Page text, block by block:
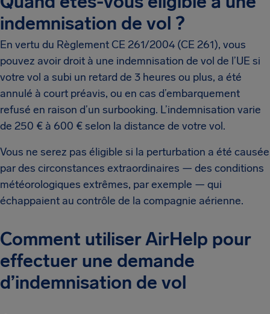
indemnisation de vol ?
En vertu du Règlement CE 261/2004 (CE 261), vous
pouvez avoir droit à une indemnisation de vol de l’UE si
votre vol a subi un retard de 3 heures ou plus, a été
annulé à court préavis, ou en cas d’embarquement
refusé en raison d’un surbooking. L’indemnisation varie
de 250 € à 600 € selon la distance de votre vol.
Vous ne serez pas éligible si la perturbation a été causée
par des circonstances extraordinaires — des conditions
météorologiques extrêmes, par exemple — qui
échappaient au contrôle de la compagnie aérienne.
Comment utiliser AirHelp pour
effectuer une demande
d’indemnisation de vol